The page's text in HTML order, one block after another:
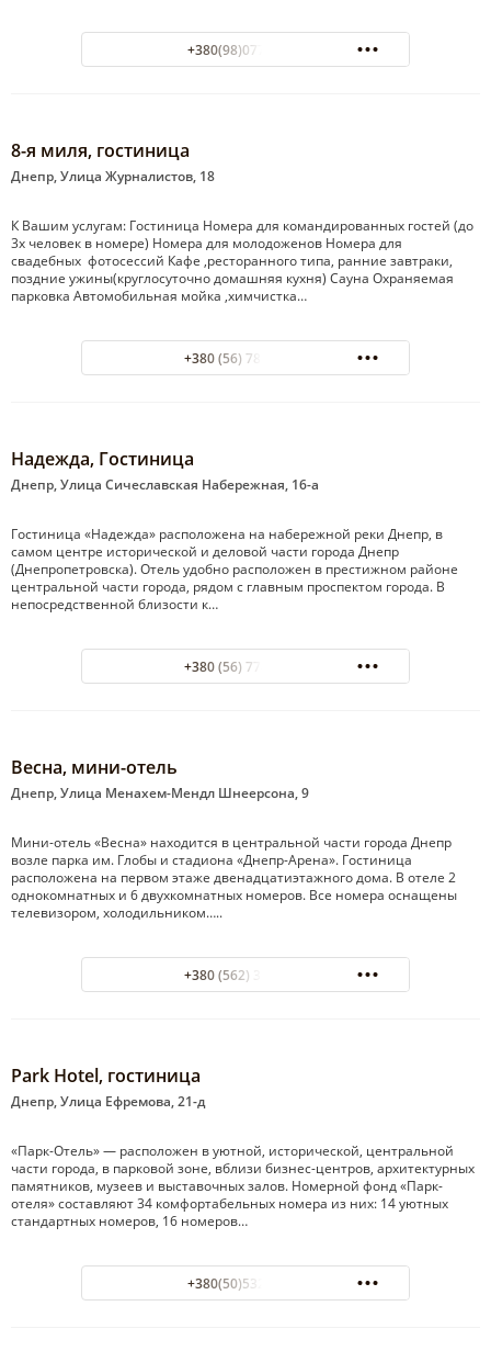
+380(98)077-70-33
8-я миля, гостиница
Днепр, Улица Журналистов, 18
К Вашим услугам: Гостиница Номера для командированных гостей (до
3х человек в номере) Номера для молодоженов Номера для
свадебных фотосессий Кафе ,ресторанного типа, ранние завтраки,
поздние ужины(круглосуточно домашняя кухня) Сауна Охраняемая
парковка Автомобильная мойка ,химчистка…
+380 (56) 788-70-48
Надежда, Гостиница
Днепр, Улица Сичеславская Набережная, 16-а
Гостиница «Надежда» расположена на набережной реки Днепр, в
самом центре исторической и деловой части города Днепр
(Днепропетровска). Отель удобно расположен в престижном районе
центральной части города, рядом с главным проспектом города. В
непосредственной близости к…
+380 (56) 778-15-00
Весна, мини-отель
Днепр, Улица Менахем-Мендл Шнеерсона, 9
Мини-отель «Весна» находится в центральной части города Днепр
возле парка им. Глобы и стадиона «Днепр-Арена». Гостиница
расположена на первом этаже двенадцатиэтажного дома. В отеле 2
однокомнатных и 6 двухкомнатных номеров. Все номера оснащены
телевизором, холодильником…..
+380 (562) 32-22-08
Park Hotel, гостиница
Днепр, Улица Ефремова, 21-д
«Парк-Отель» — расположен в уютной, исторической, центральной
части города, в парковой зоне, вблизи бизнес-центров, архитектурных
памятников, музеев и выставочных залов. Номерной фонд «Парк-
отеля» составляют 34 комфортабельных номера из них: 14 уютных
стандартных номеров, 16 номеров…
+380(50)532-30-55